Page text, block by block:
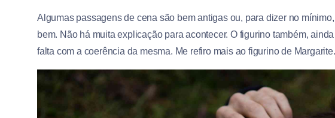
Algumas passagens de cena são bem antigas ou, para dizer no
bem. Não há muita explicação para acontecer. O figurino também,
falta com a coerência da mesma. Me refiro mais ao figurino de Margarite.